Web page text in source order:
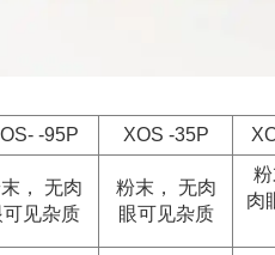
-95P XOS -35P
， 无肉
可见杂质
粉末， 无肉
眼可见杂质
粉
肉